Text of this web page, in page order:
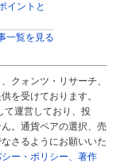
イントと
一覧を見る
クォンツ・リサーチ、
を受けております。
て運営しており、投
。通貨ペアの選択、売
さるようにお願いいた
シー・ポリシー、著作